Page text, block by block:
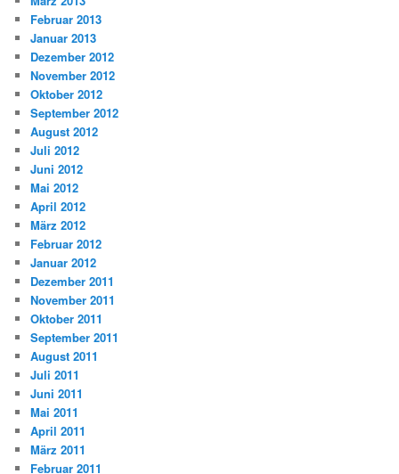
Februar 2013
Januar 2013
Dezember 2012
November 2012
Oktober 2012
September 2012
August 2012
Juli 2012
Juni 2012
Mai 2012
April 2012
März 2012
Februar 2012
Januar 2012
Dezember 2011
November 2011
Oktober 2011
September 2011
August 2011
Juli 2011
Juni 2011
Mai 2011
April 2011
März 2011
Februar 2011